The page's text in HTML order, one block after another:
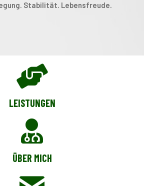
Stabilität. Lebensfreude.
LEISTUNGEN
ÜBER MICH